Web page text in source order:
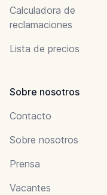
Calculadora de
reclamaciones
Lista de precios
Sobre nosotros
Contacto
Sobre nosotros
Prensa
Vacantes